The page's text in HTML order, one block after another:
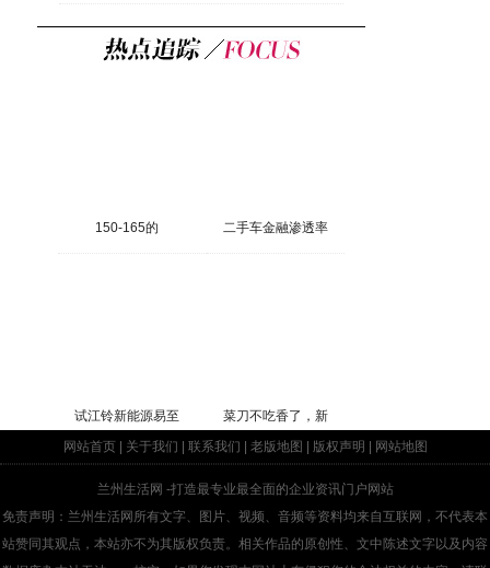
150-165的 二手车金融渗透率
试江铃新能源易至
菜刀不吃香了，新
网站首页| 关于我们 | 联系我们 | 老版地图 | 版权声明 | 网站地图
兰州生活网 -打造最专业最全面的企业资讯门户网站
免责声明：兰州生活网所有文字、图片、视频、音频等资料均来自互联网，不代表本
站赞同其观点，本站亦不为其版权负责。相关作品的原创性、文中陈述文字以及内容